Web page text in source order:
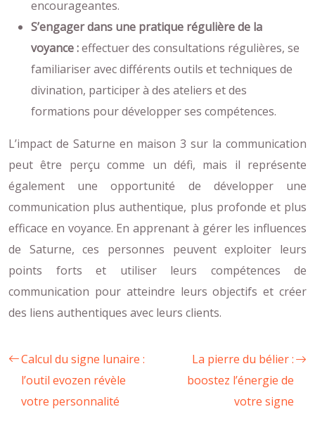
encourageantes.
S’engager dans une pratique régulière de la
voyance :effectuer des consultations régulières, se
familiariser avec différents outils et techniques de
divination, participer à des ateliers et des
formations pour développer ses compétences.
L’impact de Saturne en maison 3 sur la communication
peut être perçu comme un défi, mais il représente
également une opportunité de développer une
communication plus authentique, plus profonde et plus
efficace en voyance. En apprenant à gérer les influences
de Saturne, ces personnes peuvent exploiter leurs
points forts et utiliser leurs compétences de
communication pour atteindre leurs objectifs et créer
des liens authentiques avec leurs clients.
Calcul du signe lunaire :
l’outil evozen révèle
votre personnalité
La pierre du bélier :
boostez l’énergie de
votre signe